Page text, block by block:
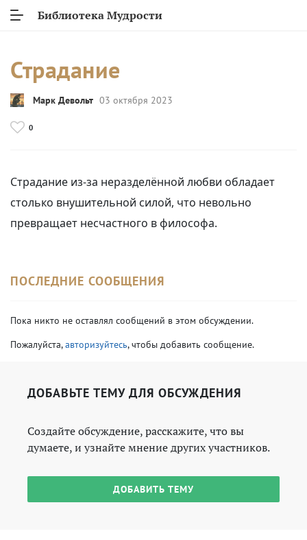
Библиотека Мудрости
Страдание
Марк Девольт 03 октября 2023
0
Страдание из-за неразделённой любви обладает
столько внушительной силой, что невольно
превращает несчастного в философа.
ПОСЛЕДНИЕ СООБЩЕНИЯ
Пока никто не оставлял сообщений в этом обсуждении.
Пожалуйста,авторизуйтесь, чтобы добавить сообщение.
ДОБАВЬТЕ ТЕМУ ДЛЯ ОБСУЖДЕНИЯ
Создайте обсуждение, расскажите, что вы
думаете, и узнайте мнение других участников.
ДОБАВИТЬ ТЕМУ